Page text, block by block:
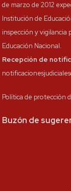
de marzo de 2012
Institución de
inspección y vigilancia
Educación Nacional.
Recepción de
Política de protección
Buzón de